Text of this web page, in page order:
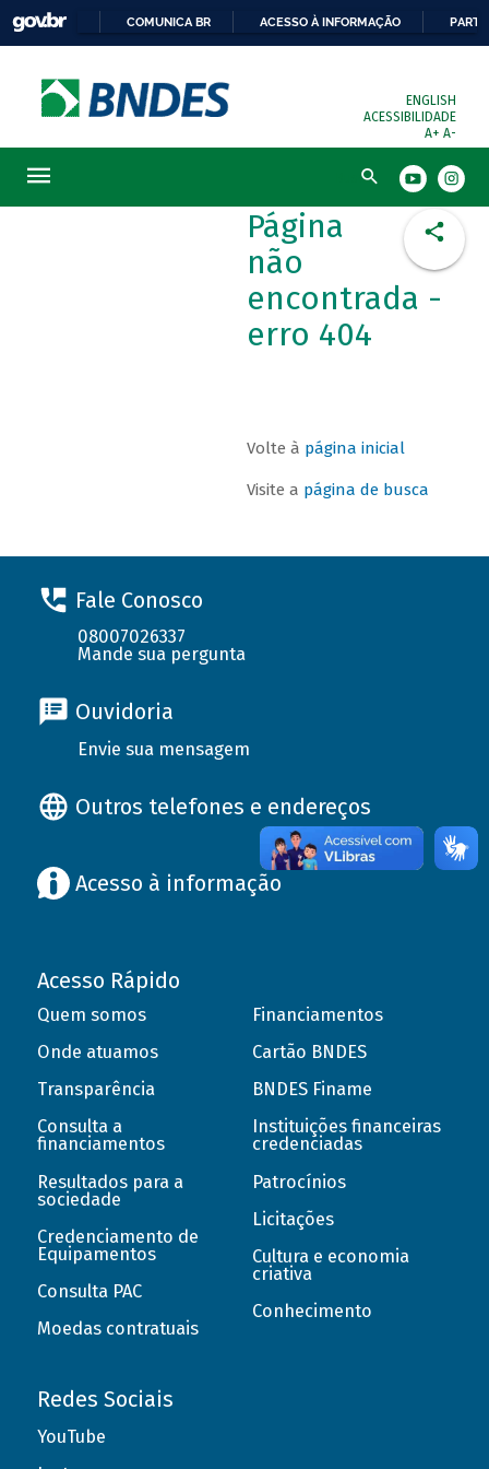
COMUNICA BR ACESSO À INFORMAÇÃO
ENGLISH
ACESSIBILIDADE
A+ A-
Busca
Página
não
encontrada -
erro 404
Volte à página inicial
Visite a página de busca
Fale Conosco
08007026337
Mande sua pergunta
Ouvidoria
Envie sua mensagem
Outros telefones e endereços
Acesso à informação
Acesso Rápido
Quem somos
Onde atuamos
Transparência
Consulta a
financiamentos
Resultados para a
sociedade
Credenciamento de
Equipamentos
Consulta PAC
Moedas contratuais
Financiamentos
Cartão BNDES
BNDES Finame
Instituições financeiras
credenciadas
Patrocínios
Licitações
Cultura e economia
criativa
Conhecimento
Redes Sociais
YouTube